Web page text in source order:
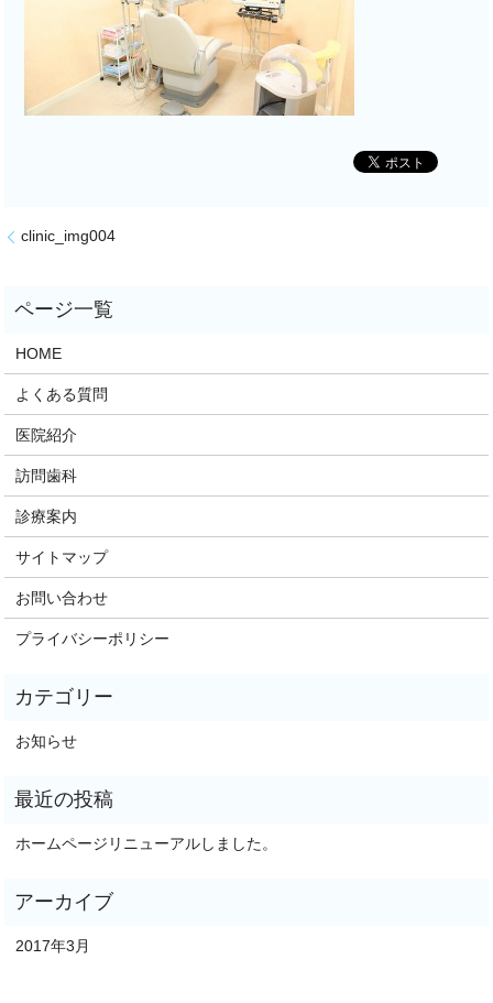
clinic_img004
HOME
よくある質問
医院紹介
訪問歯科
診療案内
サイトマップ
お問い合わせ
プライバシーポリシー
お知らせ
ホームページリニューアルしました。
2017年3月